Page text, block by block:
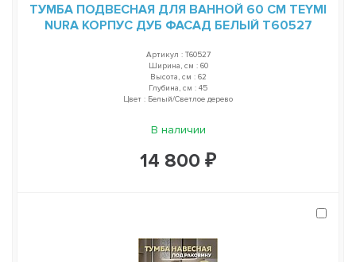
ТУМБА ПОДВЕСНАЯ ДЛЯ ВАННОЙ 60 СМ TEYMI
NURA КОРПУС ДУБ ФАСАД БЕЛЫЙ T60527
Артикул : T60527
Ширина, см : 60
Высота, см : 62
Глубина, см : 45
Цвет : Белый/Светлое дерево
В наличии
14 800 ₽